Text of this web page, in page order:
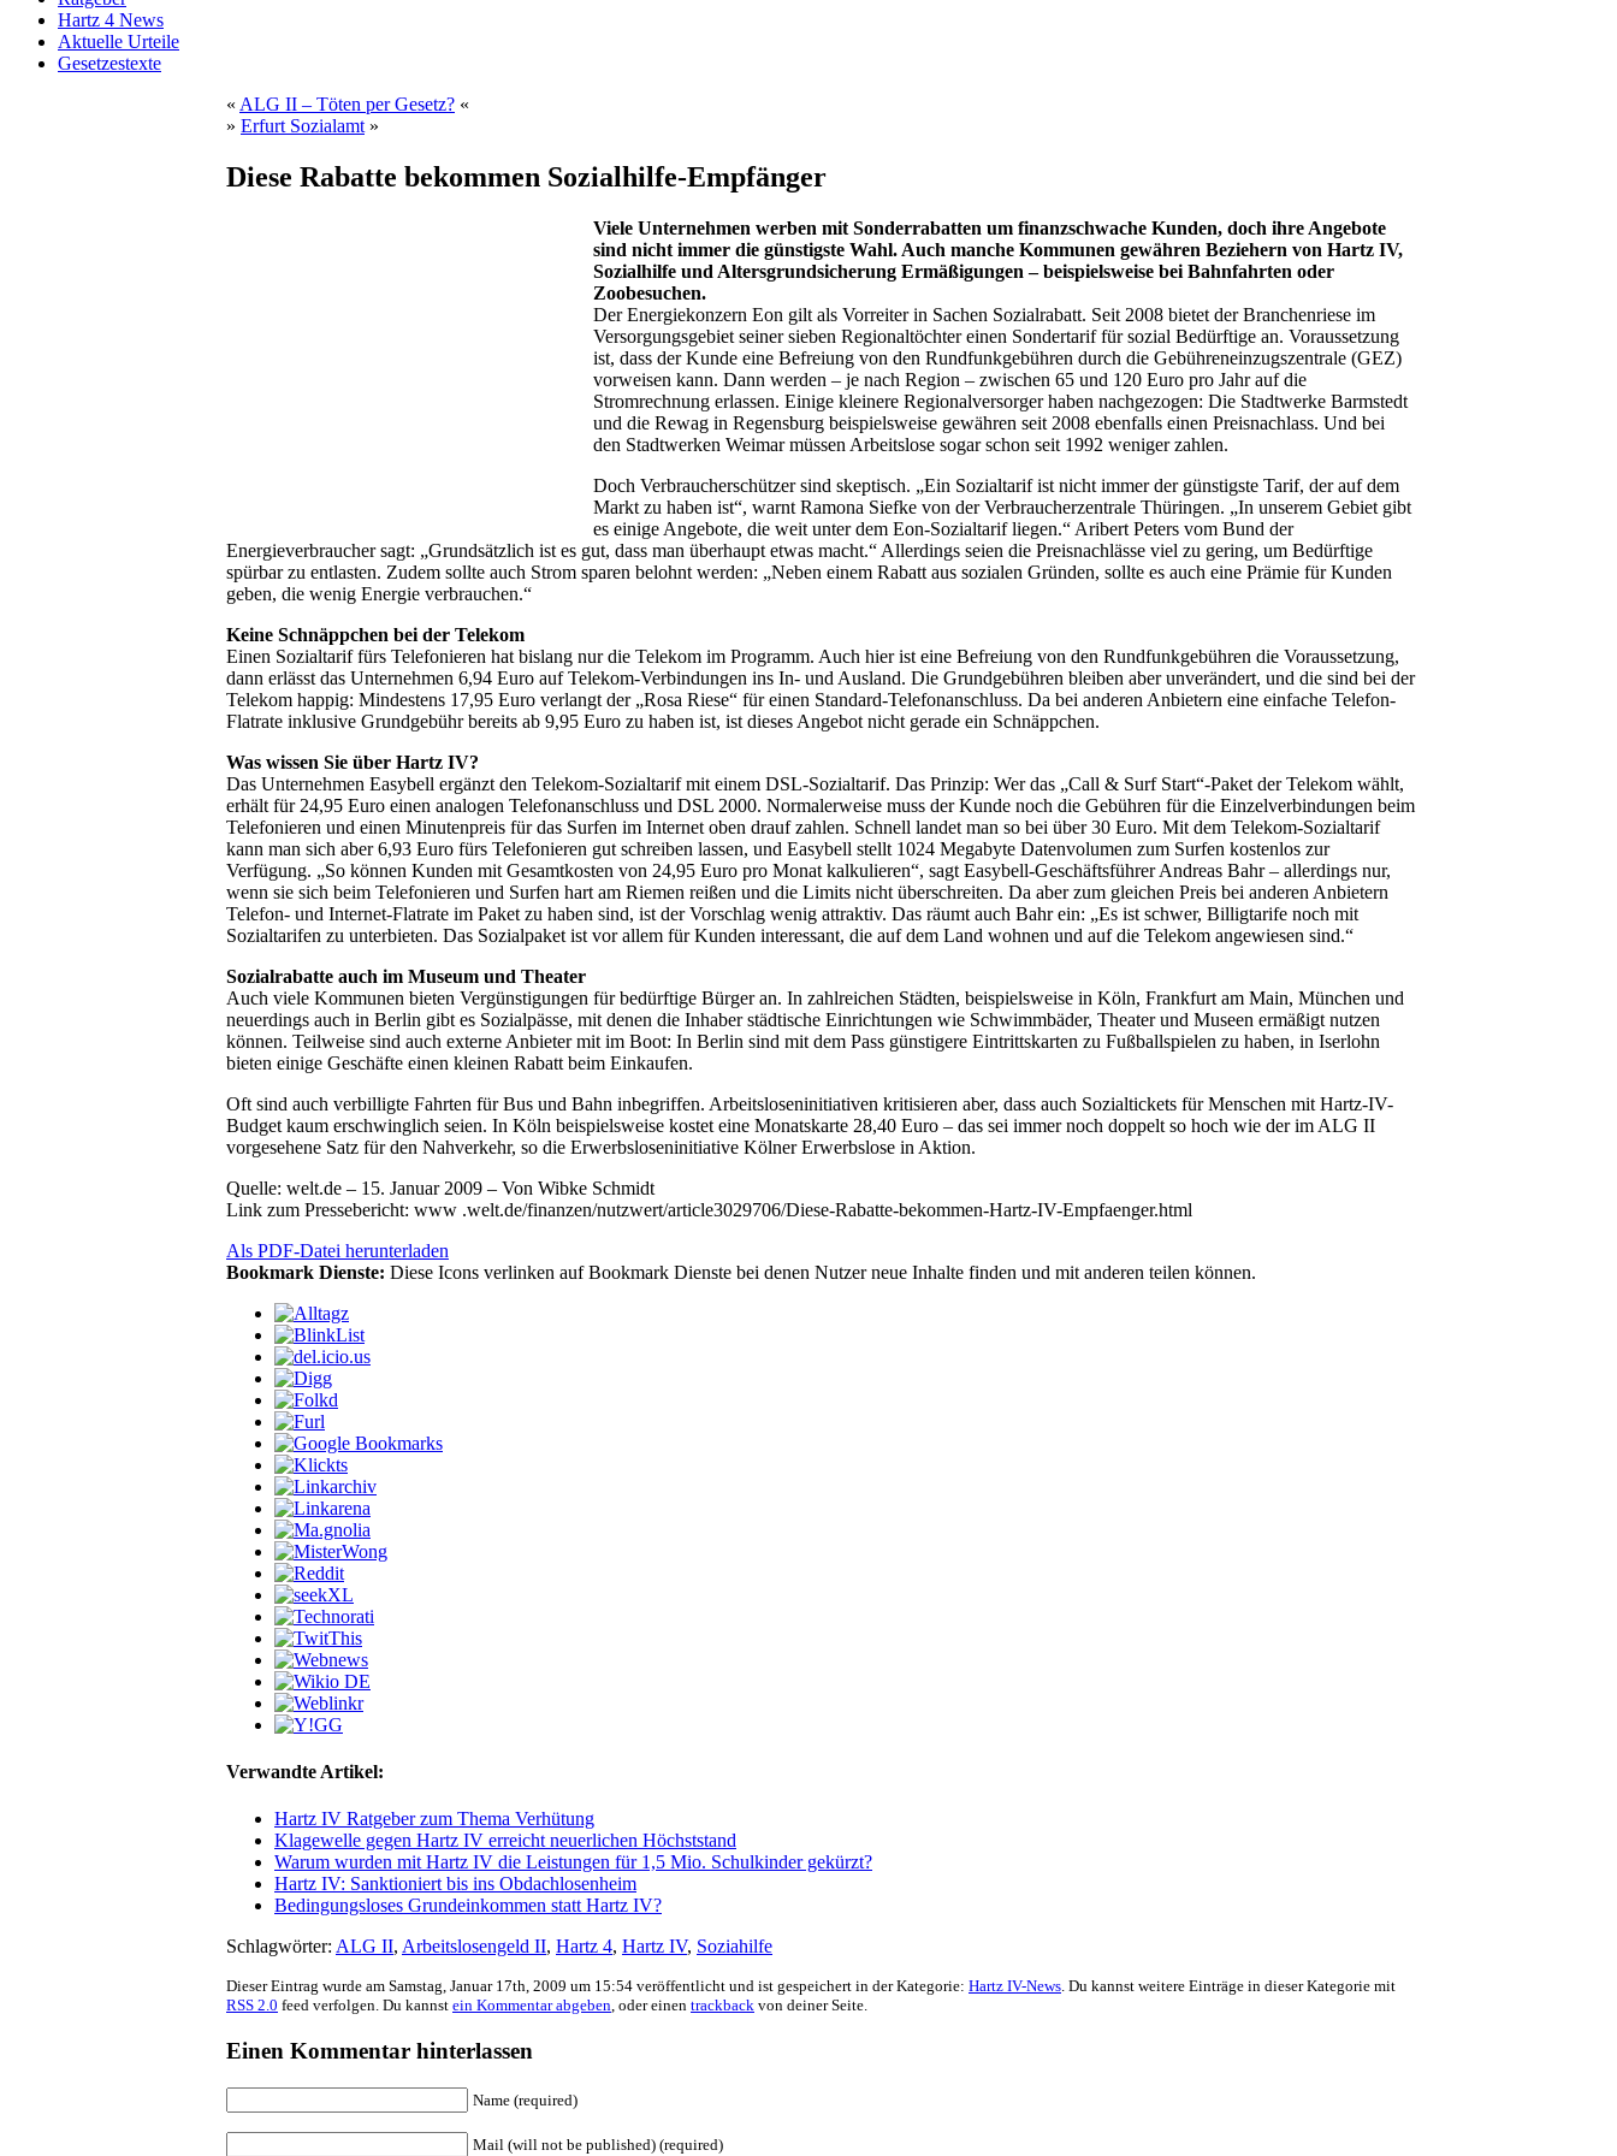
Hartz 4 News
Aktuelle Urteile
Gesetzestexte
« ALG II – Töten per Gesetz? «
» Erfurt Sozialamt »
Diese Rabatte bekommen Sozialhilfe-Empfänger
Viele Unternehmen werben mit Sonderrabatten um finanzschwache Kunden, doch ihre Angebote
sind nicht immer die günstigste Wahl. Auch manche Kommunen gewähren Beziehern von Hartz IV,
Sozialhilfe und Altersgrundsicherung Ermäßigungen – beispielsweise bei Bahnfahrten oder
Zoobesuchen.
Der Energiekonzern Eon gilt als Vorreiter in Sachen Sozialrabatt. Seit 2008 bietet der Branchenriese im
Versorgungsgebiet seiner sieben Regionaltöchter einen Sondertarif für sozial Bedürftige an. Voraussetzung
ist, dass der Kunde eine Befreiung von den Rundfunkgebühren durch die Gebühreneinzugszentrale (GEZ)
vorweisen kann. Dann werden – je nach Region – zwischen 65 und 120 Euro pro Jahr auf die
Stromrechnung erlassen. Einige kleinere Regionalversorger haben nachgezogen: Die Stadtwerke Barmstedt
und die Rewag in Regensburg beispielsweise gewähren seit 2008 ebenfalls einen Preisnachlass. Und bei
den Stadtwerken Weimar müssen Arbeitslose sogar schon seit 1992 weniger zahlen.
Doch Verbraucherschützer sind skeptisch. „Ein Sozialtarif ist nicht immer der günstigste Tarif, der auf dem
Markt zu haben ist“, warnt Ramona Siefke von der Verbraucherzentrale Thüringen. „In unserem Gebiet gibt
es einige Angebote, die weit unter dem Eon-Sozialtarif liegen.“ Aribert Peters vom Bund der
Energieverbraucher sagt: „Grundsätzlich ist es gut, dass man überhaupt etwas macht.“ Allerdings seien die Preisnachlässe viel zu gering, um Bedürftige
spürbar zu entlasten. Zudem sollte auch Strom sparen belohnt werden: „Neben einem Rabatt aus sozialen Gründen, sollte es auch eine Prämie für Kunden
geben, die wenig Energie verbrauchen.“
Keine Schnäppchen bei der Telekom
Einen Sozialtarif fürs Telefonieren hat bislang nur die Telekom im Programm. Auch hier ist eine Befreiung von den Rundfunkgebühren die Voraussetzung,
dann erlässt das Unternehmen 6,94 Euro auf Telekom-Verbindungen ins In- und Ausland. Die Grundgebühren bleiben aber unverändert, und die sind bei der
Telekom happig: Mindestens 17,95 Euro verlangt der „Rosa Riese“ für einen Standard-Telefonanschluss. Da bei anderen Anbietern eine einfache Telefon-
Flatrate inklusive Grundgebühr bereits ab 9,95 Euro zu haben ist, ist dieses Angebot nicht gerade ein Schnäppchen.
Was wissen Sie über Hartz IV?
Das Unternehmen Easybell ergänzt den Telekom-Sozialtarif mit einem DSL-Sozialtarif. Das Prinzip: Wer das „Call & Surf Start“-Paket der Telekom wählt,
erhält für 24,95 Euro einen analogen Telefonanschluss und DSL 2000. Normalerweise muss der Kunde noch die Gebühren für die Einzelverbindungen beim
Telefonieren und einen Minutenpreis für das Surfen im Internet oben drauf zahlen. Schnell landet man so bei über 30 Euro. Mit dem Telekom-Sozialtarif
kann man sich aber 6,93 Euro fürs Telefonieren gut schreiben lassen, und Easybell stellt 1024 Megabyte Datenvolumen zum Surfen kostenlos zur
Verfügung. „So können Kunden mit Gesamtkosten von 24,95 Euro pro Monat kalkulieren“, sagt Easybell-Geschäftsführer Andreas Bahr – allerdings nur,
wenn sie sich beim Telefonieren und Surfen hart am Riemen reißen und die Limits nicht überschreiten. Da aber zum gleichen Preis bei anderen Anbietern
Telefon- und Internet-Flatrate im Paket zu haben sind, ist der Vorschlag wenig attraktiv. Das räumt auch Bahr ein: „Es ist schwer, Billigtarife noch mit
Sozialtarifen zu unterbieten. Das Sozialpaket ist vor allem für Kunden interessant, die auf dem Land wohnen und auf die Telekom angewiesen sind.“
Sozialrabatte auch im Museum und Theater
Auch viele Kommunen bieten Vergünstigungen für bedürftige Bürger an. In zahlreichen Städten, beispielsweise in Köln, Frankfurt am Main, München und
neuerdings auch in Berlin gibt es Sozialpässe, mit denen die Inhaber städtische Einrichtungen wie Schwimmbäder, Theater und Museen ermäßigt nutzen
können. Teilweise sind auch externe Anbieter mit im Boot: In Berlin sind mit dem Pass günstigere Eintrittskarten zu Fußballspielen zu haben, in Iserlohn
bieten einige Geschäfte einen kleinen Rabatt beim Einkaufen.
Oft sind auch verbilligte Fahrten für Bus und Bahn inbegriffen. Arbeitsloseninitiativen kritisieren aber, dass auch Sozialtickets für Menschen mit Hartz-IV-
Budget kaum erschwinglich seien. In Köln beispielsweise kostet eine Monatskarte 28,40 Euro – das sei immer noch doppelt so hoch wie der im ALG II
vorgesehene Satz für den Nahverkehr, so die Erwerbsloseninitiative Kölner Erwerbslose in Aktion.
Quelle: welt.de – 15. Januar 2009 – Von Wibke Schmidt
Link zum Pressebericht: www .welt.de/finanzen/nutzwert/article3029706/Diese-Rabatte-bekommen-Hartz-IV-Empfaenger.html
Als PDF-Datei herunterladen
Bookmark Dienste: Diese Icons verlinken auf Bookmark Dienste bei denen Nutzer neue Inhalte finden und mit anderen teilen können.
Verwandte Artikel:
Hartz IV Ratgeber zum Thema Verhütung
Klagewelle gegen Hartz IV erreicht neuerlichen Höchststand
Warum wurden mit Hartz IV die Leistungen für 1,5 Mio. Schulkinder gekürzt?
Hartz IV: Sanktioniert bis ins Obdachlosenheim
Bedingungsloses Grundeinkommen statt Hartz IV?
Schlagwörter: ALG II, Arbeitslosengeld II, Hartz 4, Hartz IV, Soziahilfe
Dieser Eintrag wurde am Samstag, Januar 17th, 2009 um 15:54 veröffentlicht und ist gespeichert in der Kategorie: Hartz IV-News. Du kannst weitere Einträge in dieser Kategorie mit
RSS 2.0 feed verfolgen. Du kannst ein Kommentar abgeben, oder einen trackback von deiner Seite.
Einen Kommentar hinterlassen
Name (required)
Mail (will not be published) (required)